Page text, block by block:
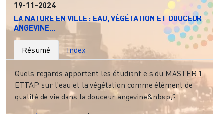
19-11-2024
LA NATURE EN VILLE : EAU, VÉGÉTATION ET DOUCEUR
ANGEVINE...
Résumé Index
Quels regards apportent les étudiant.e.s du MASTER 1
ETTAP sur l’eau et la végétation comme élément de
qualité de vie dans la douceur angevine&nbsp;? ...